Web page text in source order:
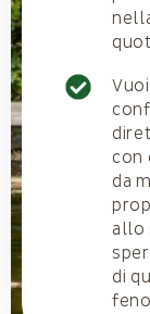
Vuoi
con
da
allo
di